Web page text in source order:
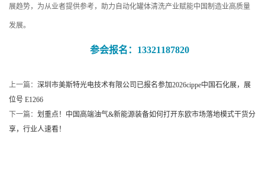
展趋势，为从业者提供参考，助力自动化罐体清洗产业赋能中国制造业高质量
发展。
参会报名：13321187820
上一篇： 深圳市美斯特光电技术有限公司已报名参加2026cippe中国石化展，展
位号 E1266
下一篇： 划重点！中国高端油气&新能源装备如何打开东欧市场落地模式干货分
享，行业人速看！